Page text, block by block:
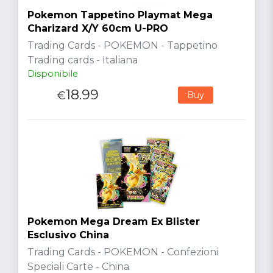
Pokemon Tappetino Playmat Mega
Charizard X/Y 60cm U-PRO
Trading Cards - POKEMON - Tappetino
Trading cards - Italiana
Disponibile
€18.99 Buy
Pokemon Mega Dream Ex Blister
Esclusivo China
Trading Cards - POKEMON - Confezioni
Speciali Carte - China